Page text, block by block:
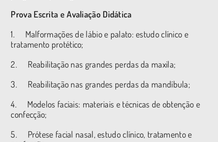
Prova Escrita e Avaliação Didática
1. Malformações de lábio e palato: estudo clínico e
tratamento protético;
2. Reabilitação nas grandes perdas da maxila;
3. Reabilitação nas grandes perdas da mandíbula;
4. Modelos faciais: materiais e técnicas de obtenção e
confecção;
5. Prótese facial nasal, estudo clínico, tratamento e